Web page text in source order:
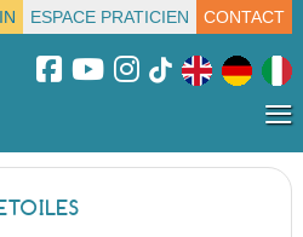
ESPACE PRATICIEN CONTACT
≡